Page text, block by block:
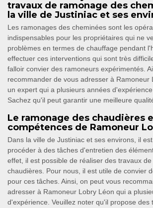
travaux de ramonage des
la ville de Justiniac et ses
Les ramonages des cheminées sont les
indispensables pour les propriétaires qui ne
problèmes en termes de chauffage pendant
effectuer ces interventions qui sont très
falloir convier des ramoneurs expérimentés.
recommander de vous adresser à Ramoneur
un expert qui a plusieurs années
Sachez qu'il peut garantir une meilleure
Le ramonage des chaudières
compétences de Ramoneur
Dans la ville de Justiniac et ses environs, il
procéder à des tâches d'entretien des
effet, il est possible de réaliser des travaux
chaudières. Pour nous, il est utile de convier
pour ces tâches. Ainsi, on peut vous
adresser à Ramoneur Lobry Léon qui a
d'expérience. Veuillez noter qu'il propose des